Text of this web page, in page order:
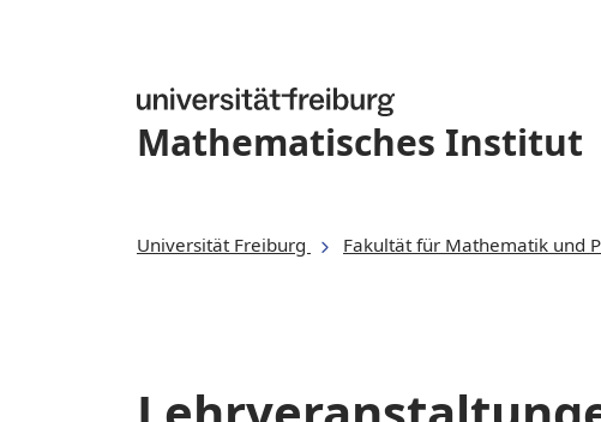
Mathematisches Institut
Universität Freiburg Fakultät für Mathematik und